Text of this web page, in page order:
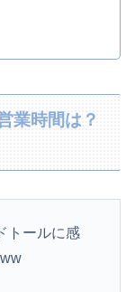
業時間は？
トールに感